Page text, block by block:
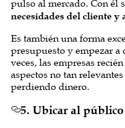
pulso al mercado. Con él
necesidades del cliente y
Es también una forma
presupuesto y empezar a
veces, las empresas
aspectos no tan
perdiendo dinero.
5. Ubicar al